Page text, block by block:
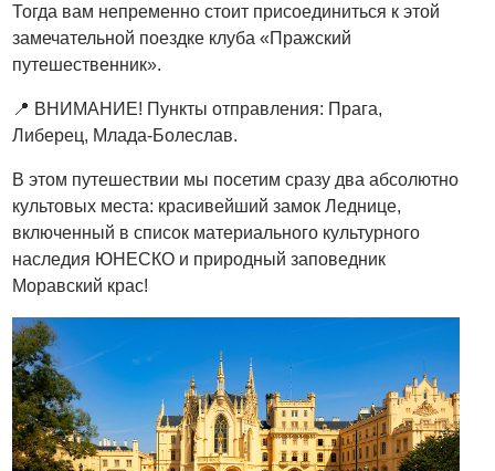
Тогда вам непременно стоит присоединиться к этой
замечательной поездке клуба «Пражский
путешественник».
📍 ВНИМАНИЕ! Пункты отправления: Прага,
Либерец, Млада-Болеслав.
В этом путешествии мы посетим сразу два абсолютно
культовых места: красивейший замок Леднице,
включенный в список материального культурного
наследия ЮНЕСКО и природный заповедник
Моравский крас!